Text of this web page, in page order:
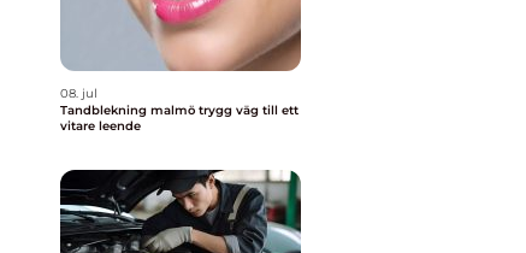
08. jul
Tandblekning malmö trygg väg till ett
vitare leende